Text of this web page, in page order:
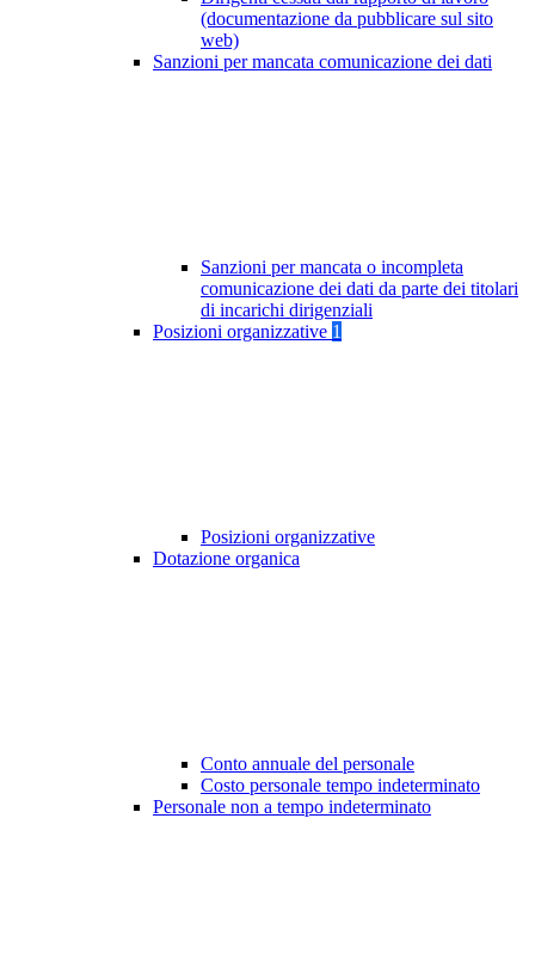
(documentazione da pubblicare sul sito
web)
Sanzioni per mancata comunicazione dei dati
Sanzioni per mancata o incompleta
comunicazione dei dati da parte dei titolari
di incarichi dirigenziali
Posizioni organizzative 1
Posizioni organizzative
Dotazione organica
Conto annuale del personale
Costo personale tempo indeterminato
Personale non a tempo indeterminato